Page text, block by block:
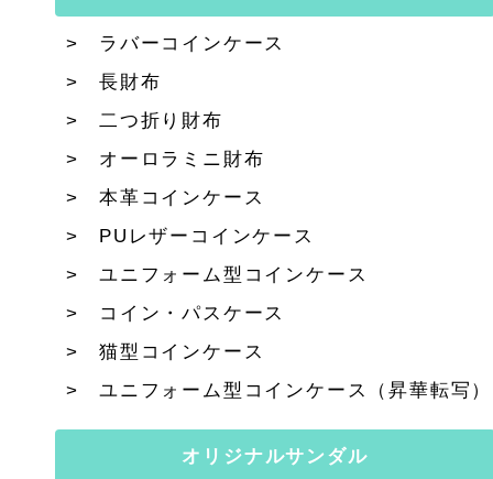
ラバーコインケース
長財布
二つ折り財布
オーロラミニ財布
本革コインケース
PUレザーコインケース
ユニフォーム型コインケース
コイン・パスケース
猫型コインケース
ユニフォーム型コインケース（昇華転写）
オリジナルサンダル